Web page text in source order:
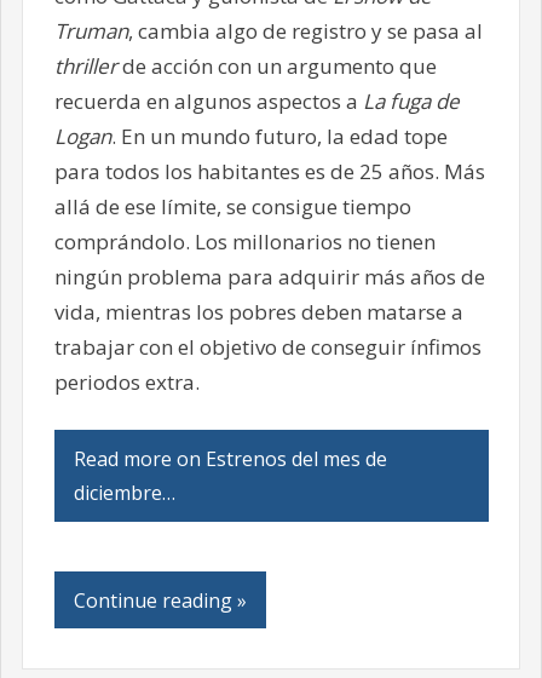
Truman, cambia algo de registro y se pasa al
thrillerde acción con un argumento que
recuerda en algunos aspectos a La fuga de
Logan. En un mundo futuro, la edad tope
para todos los habitantes es de 25 años. Más
allá de ese límite, se consigue tiempo
comprándolo. Los millonarios no tienen
ningún problema para adquirir más años de
vida, mientras los pobres deben matarse a
trabajar con el objetivo de conseguir ínfimos
periodos extra.
Read more on Estrenos del mes de
diciembre…
Continue reading »